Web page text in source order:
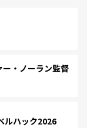
・ノーラン監督
ルハック2026